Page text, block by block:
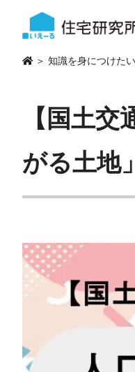
＞ 知識を身につけたい
【国土
がる土地